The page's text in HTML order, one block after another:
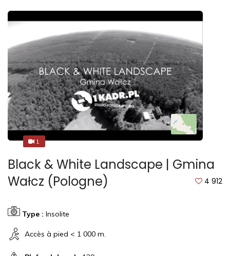
1
1
Black & White Landscape | Gmina
Wałcz (Pologne)
4 912
Type : Insolite
Accès à pied < 1 000 m.